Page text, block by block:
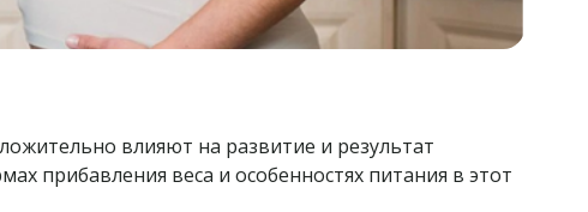
влияют на развитие и результат
прибавления веса и особенностях питания в этот